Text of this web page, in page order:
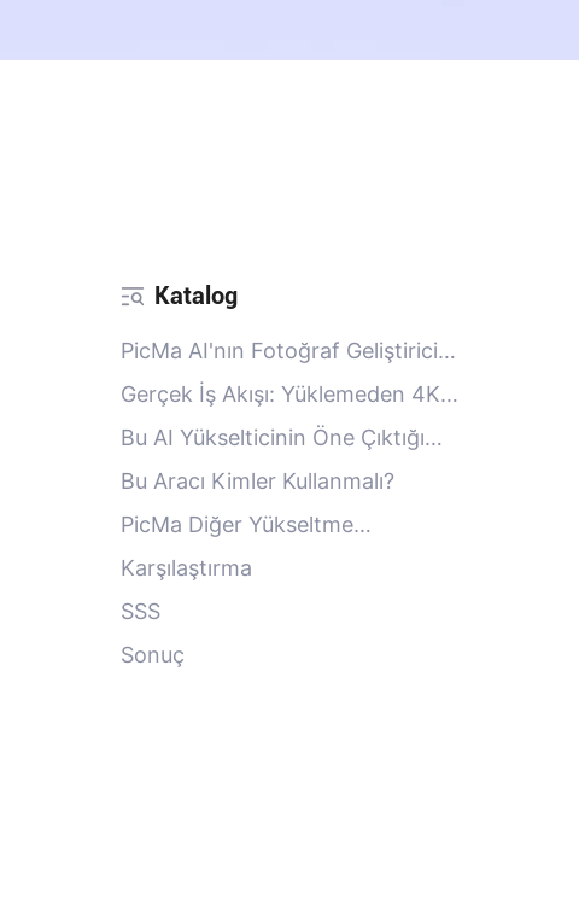
Katalog
PicMa AI'nın Fotoğraf Geliştiricisi
Aslında Ne Yapıyor?
Gerçek İş Akışı: Yüklemeden 4K
Sonuçlara
Bu AI Yükselticinin Öne Çıktığı
Yerler
Bu Aracı Kimler Kullanmalı?
PicMa Diğer Yükseltme
Yaklaşımlarıyla Nasıl Karşılaştırılır?
Karşılaştırma
SSS
Sonuç